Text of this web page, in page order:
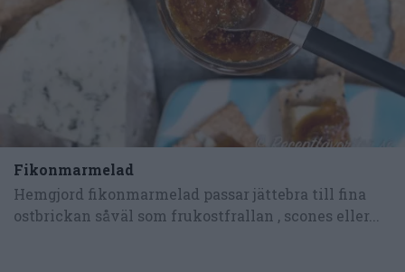
Fikonmarmelad
Hemgjord fikonmarmelad passar jättebra till fina
ostbrickan såväl som frukostfrallan , scones eller...